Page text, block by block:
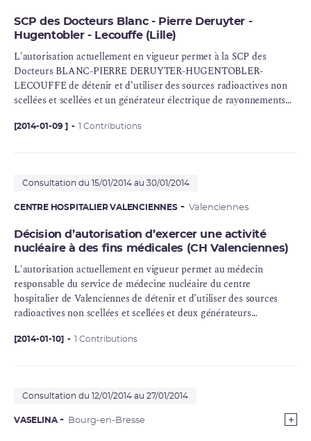
SCP des Docteurs Blanc - Pierre Deruyter -
Hugentobler - Lecouffe (Lille)
L'autorisation actuellement en vigueur permet à la SCP des
Docteurs BLANC-PIERRE DERUYTER-HUGENTOBLER-
LECOUFFE de détenir et d’utiliser des sources radioactives non
scellées et scellées et un générateur électrique de rayonnements
diagnostic in vivo.
[2014-01-09 ] 1 Contributions
Consultation du 15/01/2014 au 30/01/2014
CENTRE HOSPITALIER VALENCIENNES Valenciennes
Décision d’autorisation d’exercer une activité
nucléaire à des fins médicales (CH Valenciennes)
L'autorisation actuellement en vigueur permet au médecin
responsable du service de médecine nucléaire du centre
hospitalier de Valenciennes de détenir et d’utiliser des sources
radioactives non scellées et scellées et deux générateurs
médecine nucléaire à des fins de diagnostic in vivo.
[2014-01-10] 1 Contributions
Consultation du 12/01/2014 au 27/01/2014
VASELINA Bourg-en-Bresse